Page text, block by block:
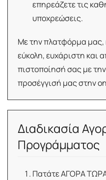
επηρεάζετε τις
υποχρεώσεις.
Με την πλατφόρμα μας,
εύκολη, ευχάριστη και
πιστοποίησή σας με
προσέγγισή μας στην
Διαδικασία
Προγράμματος
Πατάτε ΑΓΟΡΑ